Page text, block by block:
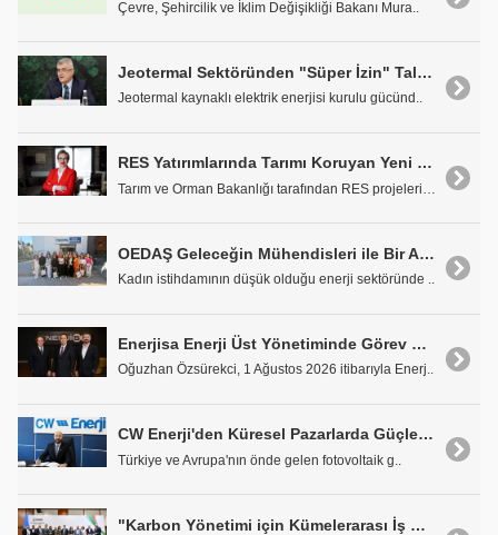
Çevre, Şehircilik ve İklim Değişikliği Bakanı Mura..
Jeotermal Sektöründen "Süper İzin" Talebi
Jeotermal kaynaklı elektrik enerjisi kurulu gücünd..
RES Yatırımlarında Tarımı Koruyan Yeni Model
OEDAŞ Geleceğin Mühendisleri ile Bir Araya Geldi
Kadın istihdamının düşük olduğu enerji sektöründe ..
Enerjisa Enerji Üst Yönetiminde Görev Değişimi
Oğuzhan Özsürekci, 1 Ağustos 2026 itibarıyla Enerj..
CW Enerji'den Küresel Pazarlarda Güçlendiren Başarı
Türkiye ve Avrupa'nın önde gelen fotovoltaik g..
"Karbon Yönetimi için Kümelerarası İş Birliği" Projesi Ödüle Layık Görüldü